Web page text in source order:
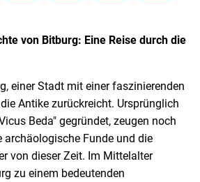
von Bitburg: Eine Reise durch die
einer Stadt mit einer faszinierenden
Antike zurückreicht. Ursprünglich
Beda" gegründet, zeugen noch
archäologische Funde und die
von dieser Zeit. Im Mittelalter
zu einem bedeutenden